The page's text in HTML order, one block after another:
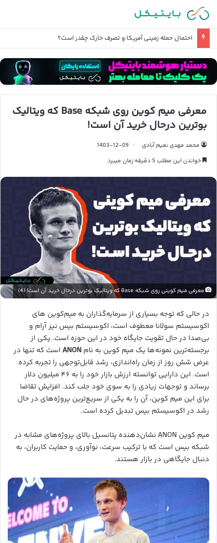
قیمت دلار تا آخر سال ۱۴۰۵ چند میشود؟
معرفی میم کوین روی شبکه Base که ویتالیک
بوترین درحال خرید آن است!
محمد مهدی نعیم آبادی
1403-12-09
خواندن این مطلب 5 دقیقه زمان میبرد
معرفی میم کوینی روی شبکه Base که ویتالیک بوترین درحال خرید آن است! (4)
در حالی که توجه بسیاری از سرمایه‌گذاران به میم‌کوین‌ های
اکوسیستم سولانا معطوف است، اکوسیستم بیس نیز آرام و
بی‌صدا در حال تقویت جایگاه خود در این حوزه است. یکی از
برجسته‌ترین نمونه‌ها یک میم‌ کوین به نام ANON است که تنها در
عرض شش روز از زمان راه‌اندازی، رشد قابل‌توجهی را تجربه کرده
است. این دارایی توانسته ارزش بازار خود را به ۴۶ میلیون دلار
برساند و توجهات زیادی را به سوی خود جلب کند. افزایش تقاضا
برای این میم کوین، آن را به یکی از سریع‌ترین پروژه‌های در حال
رشد در اکوسیستم بیس تبدیل کرده است.
میم‌ کوین ANON نشان‌دهنده پتانسیل بالای پروژه‌های مشابه در
شبکه بیس است که با ترکیب سرعت، نوآوری، و حمایت کاربران، به
دنبال جایگاهی در بازار هستند.